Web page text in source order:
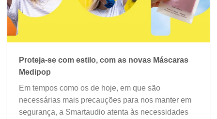
Proteja-se com estilo, com as novas Máscaras
Medipop
Em tempos como os de hoje, em que são
necessárias mais precauções para nos manter em
segurança, a Smartaudio atenta às necessidades